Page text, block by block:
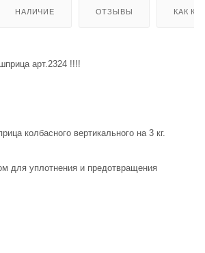
НАЛИЧИЕ ОТЗЫВЫ КАК
арт.2324 !!!!
колбасного вертикального на 3 кг.
для уплотнения и предотвращения